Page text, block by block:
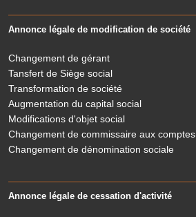
Annonce légale de modification de société
Changement de gérant
Tansfert de Siège social
Transformation de société
Augmentation du capital social
Modifications d'objet social
Changement de commissaire aux comptes
Changement de dénomination sociale
Annonce légale de cessation d'activité